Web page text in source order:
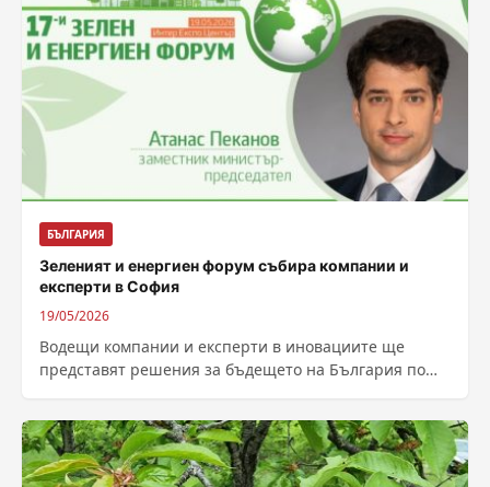
БЪЛГАРИЯ
Зеленият и енергиен форум събира компании и
експерти в София
19/05/2026
Водещи компании и експерти в иновациите ще
представят решения за бъдещето на България по